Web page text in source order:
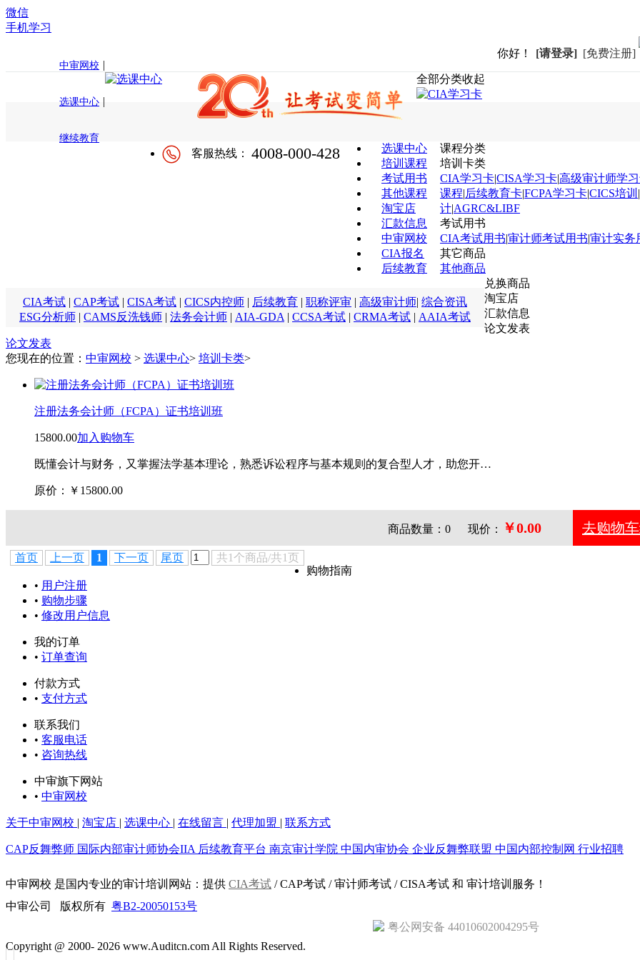
微信
手机学习
中审网校 |
选课中心 |
继续教育
你好！ [请登录] [免费注册]
客服热线： 4008-000-428
全部分类收起
选课中心
培训课程
考试用书
其他课程
淘宝店
汇款信息
中审网校
CIA报名
后续教育
CIA考试 | CAP考试 | CISA考试 | CICS内控师 | 后续教育 | 职称评审 | 高级审计师| 综合资讯
ESG分析师 | CAMS反洗钱师 | 法务会计师 | AIA-GDA | CCSA考试 | CRMA考试 | AAIA考试
课程分类
培训卡类
CIA学习卡|CISA学习卡|高级审计师学
课程|后续教育卡|FCPA学习卡|CICS培训 |
计|AGRC&LIBF
考试用书
CIA考试用书|审计师考试用书|审计实务
其它商品
其他商品
兑换商品
淘宝店
汇款信息
论文发表
论文发表
您现在的位置： 中审网校 > 选课中心> 培训卡类>
注册法务会计师（FCPA）证书培训班
15800.00加入购物车
既懂会计与财务，又掌握法学基本理论，熟悉诉讼程序与基本规则的复合型人才，助您开…
原价：￥ 15800.00
商品数量： 0 现价： ￥0.00 去购物
首页 上一页 1 下一页 尾页
共1个商品/共1页
购物指南
• 用户注册
• 购物步骤
• 修改用户信息
我的订单
• 订单查询
付款方式
• 支付方式
联系我们
• 客服电话
• 咨询热线
中审旗下网站
• 中审网校
关于中审网校 | 淘宝店 | 选课中心 | 在线留言 | 代理加盟 | 联系方式
CAP反舞弊师 国际内部审计师协会IIA 后续教育平台 南京审计学院 中国内审协会 企业反舞弊联盟 中国内部控制网 行业招聘
中审网校 是国内专业的审计培训网站：提供 CIA考试 / CAP考试 / 审计师考试 / CISA考试 和 审计培训服务！
中审公司 版权所有 粤B2-20050153号
粤公网安备 44010602004295号
Copyright @ 2000- 2026 www.Auditcn.com All Rights Reserved.